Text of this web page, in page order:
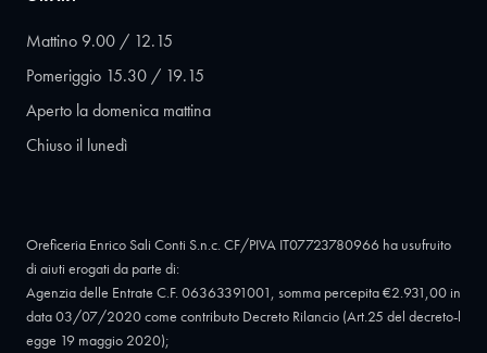
Mattino 9.00 / 12.15
Pomeriggio 15.30 / 19.15
Aperto la domenica mattina
Chiuso il lunedì
Oreficeria Enrico Sali Conti S.n.c. CF/PIVA IT07723780966 ha usufruito
di aiuti erogati da parte di:
Agenzia delle Entrate C.F. 06363391001, somma percepita €2.931,00 in
data 03/07/2020 come contributo Decreto Rilancio (Art.25 del decreto-l
egge 19 maggio 2020);